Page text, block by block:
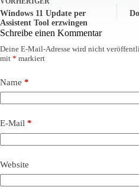
Windows 11 Update per
Assistent Tool erzwingen
Schreibe einen Kommentar
Deine E-Mail-Adresse wird nicht
mit * markiert
Name *
E-Mail *
Website